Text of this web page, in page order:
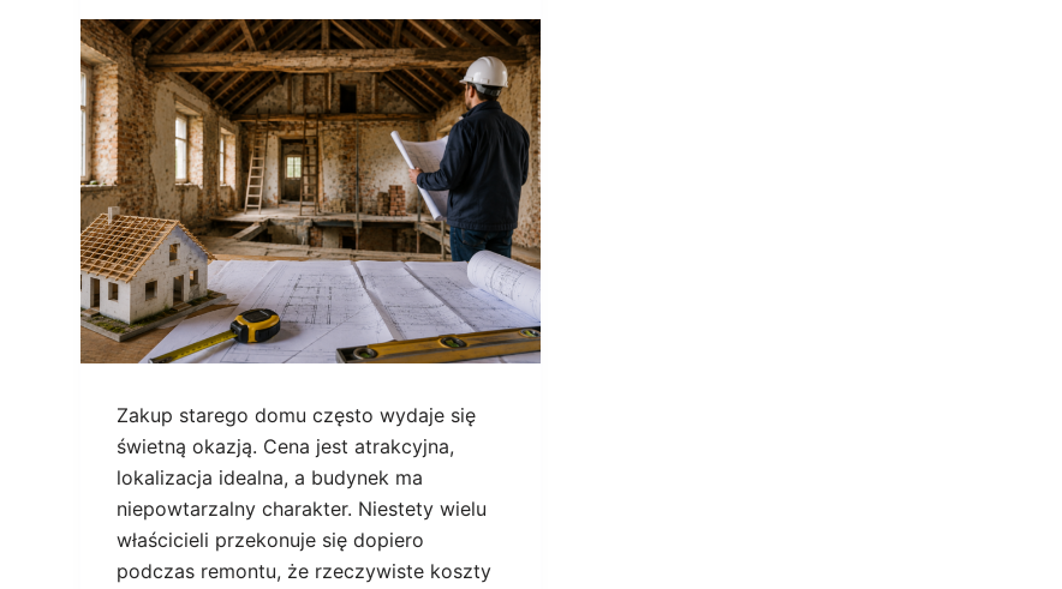
Zakup starego domu często wydaje się
świetną okazją. Cena jest atrakcyjna,
lokalizacja idealna, a budynek ma
niepowtarzalny charakter. Niestety wielu
właścicieli przekonuje się dopiero
podczas remontu, że rzeczywiste koszty